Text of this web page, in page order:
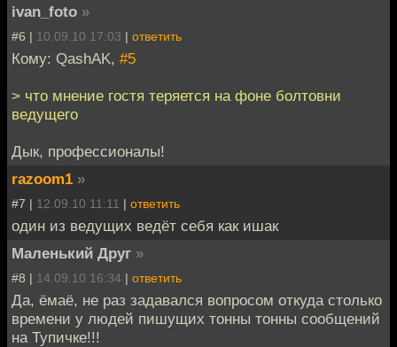
ivan_foto »
#6 | 10.09.10 17:03 | ответить
Кому: QashAK, #5
> что мнение гостя теряется на фоне болтовни
ведущего
Дык, профессионалы!
razoom1 »
#7 | 12.09.10 11:11 | ответить
один из ведущих ведёт себя как ишак
Маленький Друг »
#8 | 14.09.10 16:34 | ответить
Да, ёмаё, не раз задавался вопросом откуда столько
времени у людей пишущих тонны тонны сообщений
на Тупичке!!!